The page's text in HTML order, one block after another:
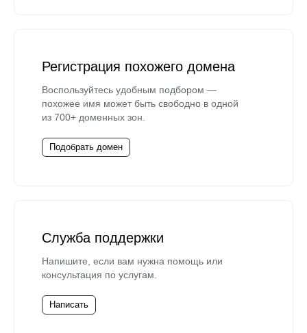
Регистрация похожего домена
Воспользуйтесь удобным подбором —
похожее имя может быть свободно в одной
из 700+ доменных зон.
Подобрать домен
Служба поддержки
Напишите, если вам нужна помощь или
консультация по услугам.
Написать